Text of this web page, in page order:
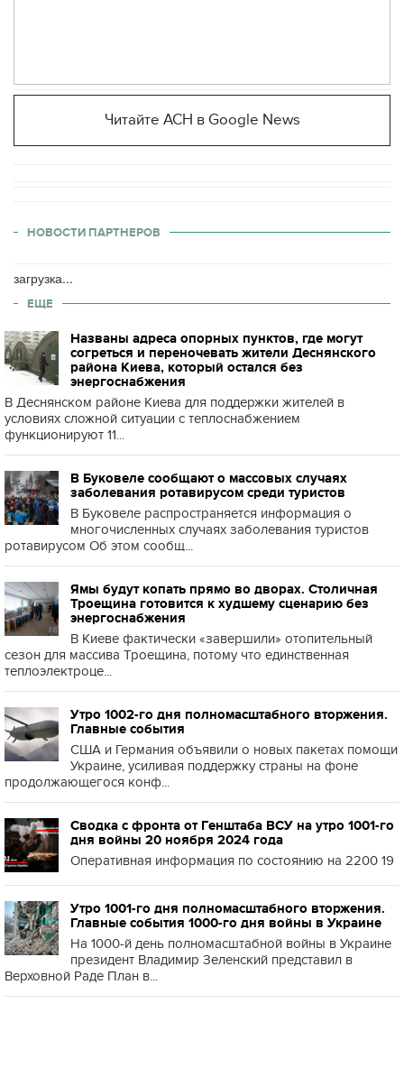
Читайте АСН в Google News
НОВОСТИ ПАРТНЕРОВ
загрузка...
ЕЩЕ
Названы адреса опорных пунктов, где могут
согреться и переночевать жители Деснянского
района Киева, который остался без
энергоснабжения
В Деснянском районе Киева для поддержки жителей в
условиях сложной ситуации с теплоснабжением
функционируют 11...
В Буковеле сообщают о массовых случаях
заболевания ротавирусом среди туристов
В Буковеле распространяется информация о
многочисленных случаях заболевания туристов
ротавирусом Об этом сообщ...
Ямы будут копать прямо во дворах. Столичная
Троещина готовится к худшему сценарию без
энергоснабжения
В Киеве фактически «завершили» отопительный
сезон для массива Троещина, потому что единственная
теплоэлектроце...
Утро 1002-го дня полномасштабного вторжения.
Главные события
США и Германия объявили о новых пакетах помощи
Украине, усиливая поддержку страны на фоне
продолжающегося конф...
Сводка с фронта от Генштаба ВСУ на утро 1001-го
дня войны 20 ноября 2024 года
Оперативная информация по состоянию на 2200 19
Утро 1001-го дня полномасштабного вторжения.
Главные события 1000-го дня войны в Украине
На 1000-й день полномасштабной войны в Украине
президент Владимир Зеленский представил в
Верховной Раде План в...